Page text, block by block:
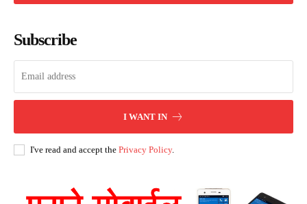
Subscribe
I WANT IN
I've read and accept the Privacy Policy.